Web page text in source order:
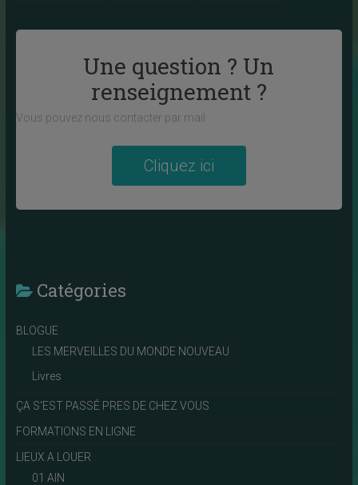
Une question ? Un
renseignement ?
Vous pouvez nous contacter par mail :
Cliquez ici
Catégories
BLOGUE
LES MERVEILLES DU MONDE NOUVEAU
Livres
ÇA S'EST PASSÉ PRES DE CHEZ VOUS
FORMATIONS EN LIGNE
LIEUX A LOUER
01 AIN